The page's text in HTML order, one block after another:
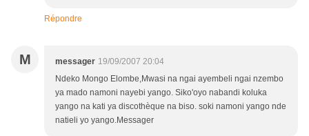
Répondre
M messager 19/09/2007 20:04
Ndeko Mongo Elombe,Mwasi na ngai ayembeli ngai nzembo
ya mado namoni nayebi yango. Siko'oyo nabandi koluka
yango na kati ya discothèque na biso. soki namoni yango nde
natieli yo yango.Messager